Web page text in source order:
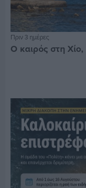
Πριν 3 ημέρες
Ο καιρός στη